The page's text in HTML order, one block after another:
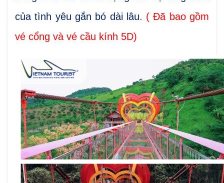
của tình yêu gắn bó dài lâu. ( Đã bao gồm
vé cổng và vé cầu kính 5D)